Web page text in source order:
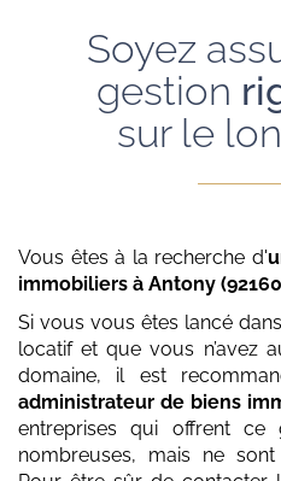
Soyez
gestion
sur le
Vous êtes à la recherche d'
immobiliers à Antony
Si vous vous êtes lancé
locatif et que vous n’avez
domaine, il est
administrateur de biens
entreprises qui offrent ce
nombreuses, mais ne